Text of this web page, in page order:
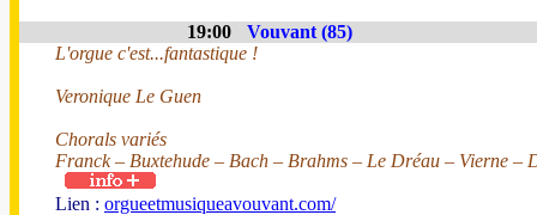
19:00
Vouvant (85)
L'orgue c'est...fantastique !
Veronique Le Guen
Chorals variés
Franck – Buxtehude – Bach – Brahms – Le Dréau – Vierne –
Lien : orgueetmusiqueavouvant.com/